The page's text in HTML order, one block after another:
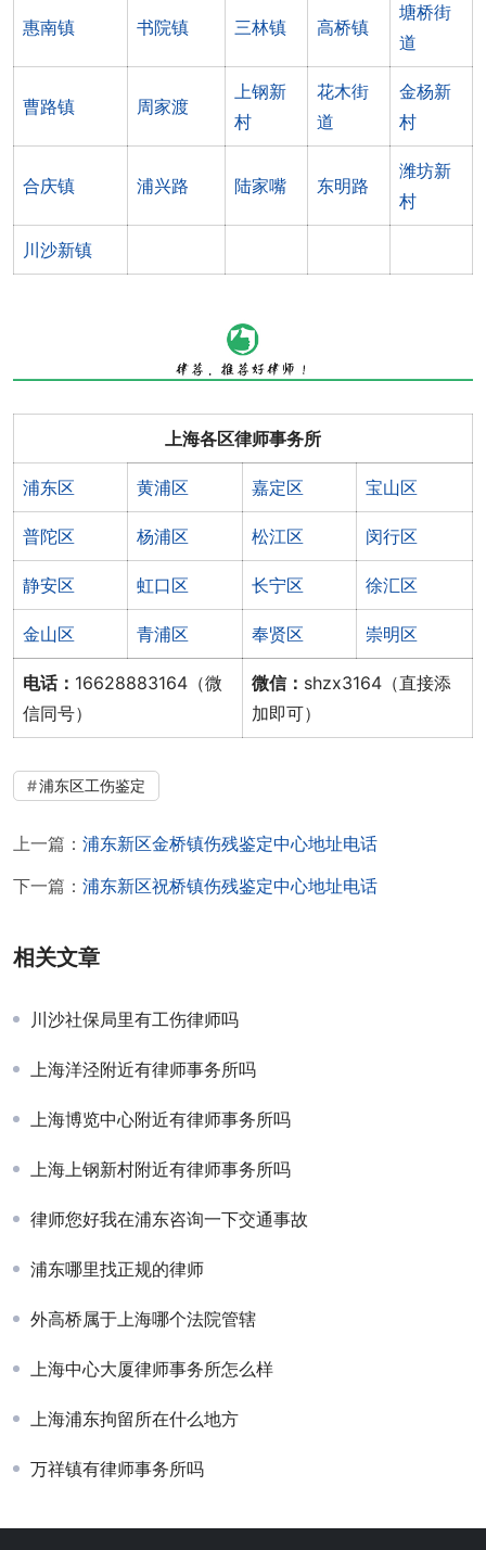
惠南镇 书院镇 三林镇 高桥镇
塘桥街
道
曹路镇 周家渡
上钢新
村
花木街
道
金杨新
村
合庆镇 浦兴路 陆家嘴 东明路
潍坊新
村
川沙新镇
上海各区律师事务所
浦东区 黄浦区 嘉定区 宝山区
普陀区 杨浦区 松江区 闵行区
静安区 虹口区 长宁区 徐汇区
金山区 青浦区 奉贤区 崇明区
电话： 16628883164（微
信同号）
微信： shzx3164（直接添
加即可）
浦东区工伤鉴定
上一篇： 浦东新区金桥镇伤残鉴定中心地址电话
下一篇： 浦东新区祝桥镇伤残鉴定中心地址电话
相关文章
川沙社保局里有工伤律师吗
上海洋泾附近有律师事务所吗
上海博览中心附近有律师事务所吗
上海上钢新村附近有律师事务所吗
律师您好我在浦东咨询一下交通事故
浦东哪里找正规的律师
外高桥属于上海哪个法院管辖
上海中心大厦律师事务所怎么样
上海浦东拘留所在什么地方
万祥镇有律师事务所吗